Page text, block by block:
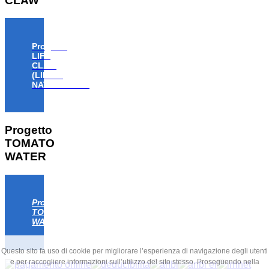
Progetto
LIFE
CLAW
(LIFE18
NAT/IT/000806)
Progetto
TOMATO
WATER
Progetto
TOMATO
WATER
Questo sito fa uso di cookie per migliorare l’esperienza di navigazione degli utenti
e per raccogliere informazioni sull’utilizzo del sito stesso. Proseguendo nella